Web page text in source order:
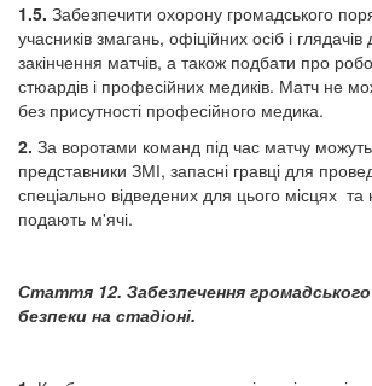
1.5. Забезпечити охорону громадського
учасників змагань, офіційних осіб і
закінчення матчів, а також подбати про
стюардів і професійних медиків. Матч не
без присутності професійного медика.
2. За воротами команд під час матчу можуть
представники ЗМІ, запасні гравці для
спеціально відведених для цього місцях та
подають м'ячі.
Стаття 12. Забезпечення
безпеки на стадіоні.